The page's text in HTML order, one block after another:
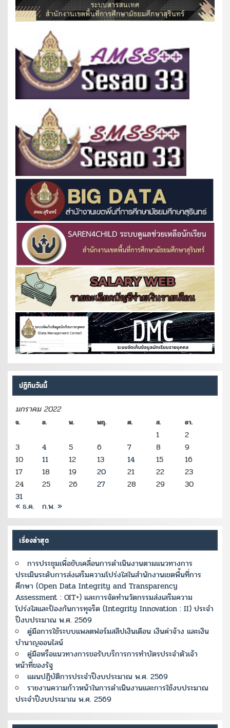
ปฏิทินวันนี้
มกราคม 2022
จ. อ. พ. พฤ. ศ. ส. อา.
1
2
3
4 5 6 7 8
9
10
11 12 13 14 15
16
17
18 19 20 21 22
23
24
25 26 27 28 29
30
31
« ธ.ค. ก.พ. »
เรื่องล่าสุด
การประชุมเพื่อขับเคลื่อนการดำเนินงานตามแนวทางการ
ประเมินระดับการส่งเสริมความโปร่งใสในสำนักงานเขตพื้นที่การ
ศึกษา (Open Data Integrity and Transparency
Assessment : OIT+) และการจัดทำนวัตกรรมส่งเสริมความ
โปร่งใสและป้องกันการทุจริต (Integrity Innovation : II) ประจำ
ปีงบประมาณ พ.ศ. 2569
คู่มือการใช้ระบบแพลตฟอร์มสลิปเงินเดือน เงินค่าจ้าง และเงิน
บำนาญออนไลน์
คู่มือหรือแนวทางการขอรับบริการการทำบัตรประจำตัวเจ้า
หน้าที่ของรัฐ
แผนปฏิบัติการประจำปีงบประมาณ พ.ศ. 2569
รายงานความก้าวหน้าในการดำเนินงานและการใช้งบประมาณ
ประจำปีงบประมาณ พ.ศ. 2569